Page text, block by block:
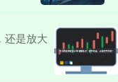
还是放大